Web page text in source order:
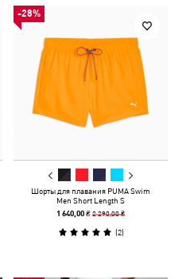
-28%
Шорты для плавания PUMA Swim
Men Short Length S
1 640,00 ₴2 290,00 ₴
(2)